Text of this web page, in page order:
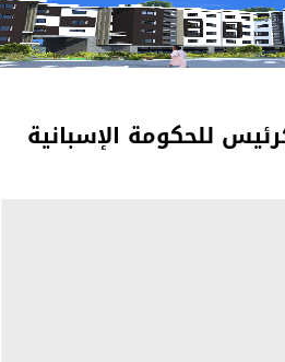
للحكومة الإسبانية